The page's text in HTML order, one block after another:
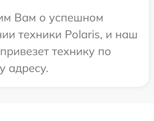
Вам о успешном
техники Polaris, и наш
технику по
адресу.